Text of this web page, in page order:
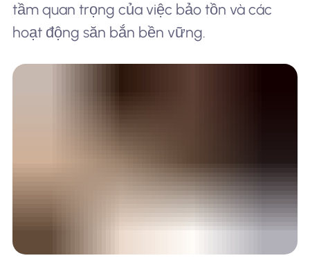
tầm quan trọng của việc bảo tồn và các
hoạt động săn bắn bền vững.